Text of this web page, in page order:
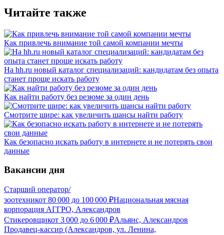
Читайте также
Как привлечь внимание той самой компании мечты
На hh.ru новый каталог специализаций: кандидатам без опыта
станет проще искать работу
Как найти работу без резюме за один день
Смотрите шире: как увеличить шансы найти работу
Как безопасно искать работу в интернете и не потерять свои
данные
Вакансии дня
Старший оператор/
зоотехникот 80 000 до 100 000 ₽Национальная мясная
корпорация АГГРО, Александров
Стикеровщикот 3 000 до 6 000 ₽Альянс, Александров
Продавец-кассир (Александров, ул. Ленина,